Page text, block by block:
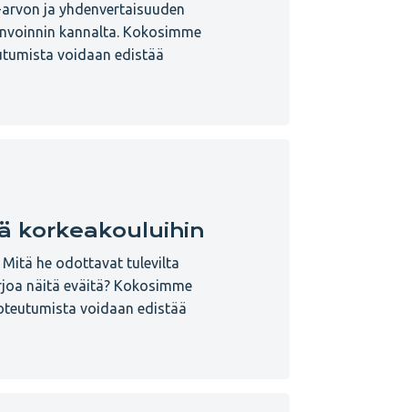
ja yhdenvertaisuuden
kannalta. Kokosimme
voidaan edistää
korkeakouluihin
Mitä he odottavat tulevilta
näitä eväitä? Kokosimme
voidaan edistää